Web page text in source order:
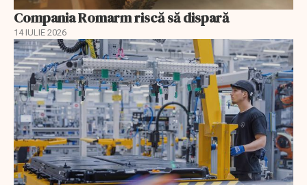
Compania Romarm riscă să dispară
14 IULIE 2026